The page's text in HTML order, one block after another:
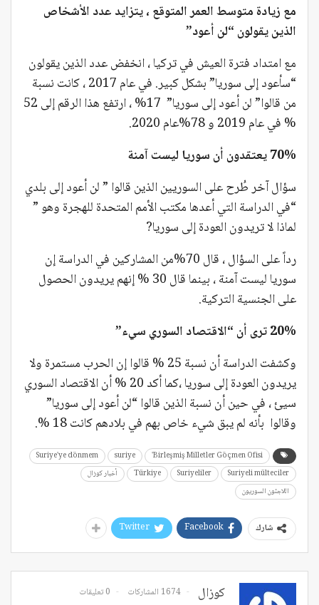
مع زيادة متوسط العمر المتوقع ، يتزايد عدد الأشخاص
الذين يقولون “لن أعود”
مع امتداد فترة العيش في تركيا ، انخفض عدد الذين يقولون
“سأعود إلى سوريا” بشكل كبير. في عام 2017 ، كانت نسبة
من قالوا” لن أعود إلى سوريا” 17% ، ارتفع هذا الرقم إلى 52
% في عام 2019 و 78%عام 2020.
70% يعتقدون أن سوريا ليست آمنة
سؤال آخر طُرح على السوريين الذين قالوا ” لن أعود إلى بلدي
“في الدراسة التي أعدها مكتب الأمم المتحدة للهجرة وهو ”
لماذا لا تريدون العودة إلى سوريا?
رداً على السؤال ، قال 70%من المشاركين في الدراسة إن
سوريا ليست آمنة ، بينما قال 30 % إنهم يريدون الحصول
على الجنسية التركية.
20% ترى أن “الاقتصاد السوري سيء”
وكشفت الدراسة أن نسبة 25 % قالوا إن الحرب مستمرة ولا
يريدون العودة إلى سوريا ،كما أكد 20 % أن الاقتصاد السوري
سيئ ، في حين أن نسبة الذين قالوا “لن أعود إلى سوريا”
وقالوا بأنه لم يبق شيء خاص بهم في بلادهم كانت 18 %.
Birleşmiş Milletler Göçmen Ofisi'
suriye
Suriye'ye dönmem
Suriyeli mülteciler
Suriyeliler
Türkiye
أخبار كوزال
اللاجئون السوريون
شارك Facebook
Twitter
كوزال 1674 المشاركات 0 تعليقات